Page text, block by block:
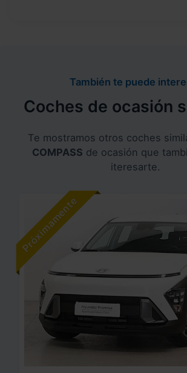
También te puede
Coches de ocasión
Te mostramos otros coches
COMPASS de ocasión que
iteresarte.